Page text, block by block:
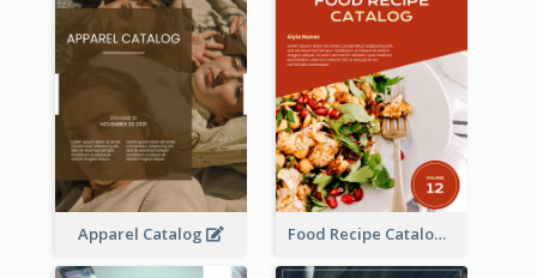
Apparel Catalog Food Recipe Catalog